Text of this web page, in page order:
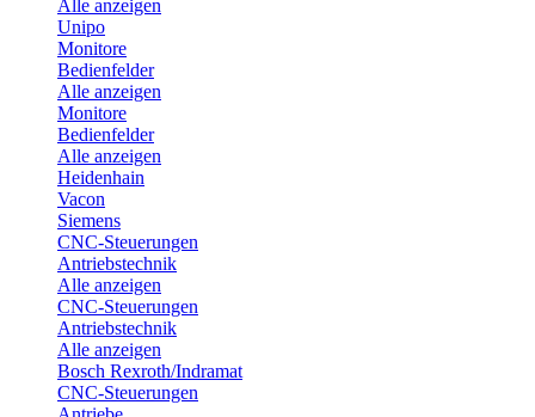
Alle anzeigen
Unipo
Monitore
Bedienfelder
Alle anzeigen
Monitore
Bedienfelder
Alle anzeigen
Heidenhain
Vacon
Siemens
CNC-Steuerungen
Antriebstechnik
Alle anzeigen
CNC-Steuerungen
Antriebstechnik
Alle anzeigen
Bosch Rexroth/Indramat
CNC-Steuerungen